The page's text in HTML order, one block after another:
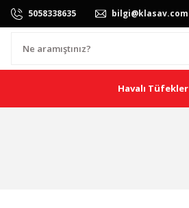
5058338635 bilgi@klasav.com
Havalı Tüfekler